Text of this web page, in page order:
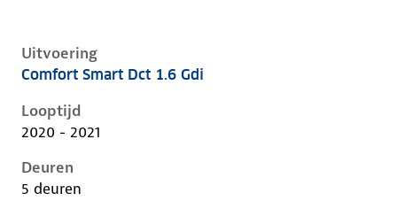
Uitvoering
Hyundai Kona i, 1.6 gdi, 104 kW, Hybride (Benzine),
Comfort Smart Dct 1.6 Gdi
Looptijd
2020 - 2021
Deuren
5 deuren